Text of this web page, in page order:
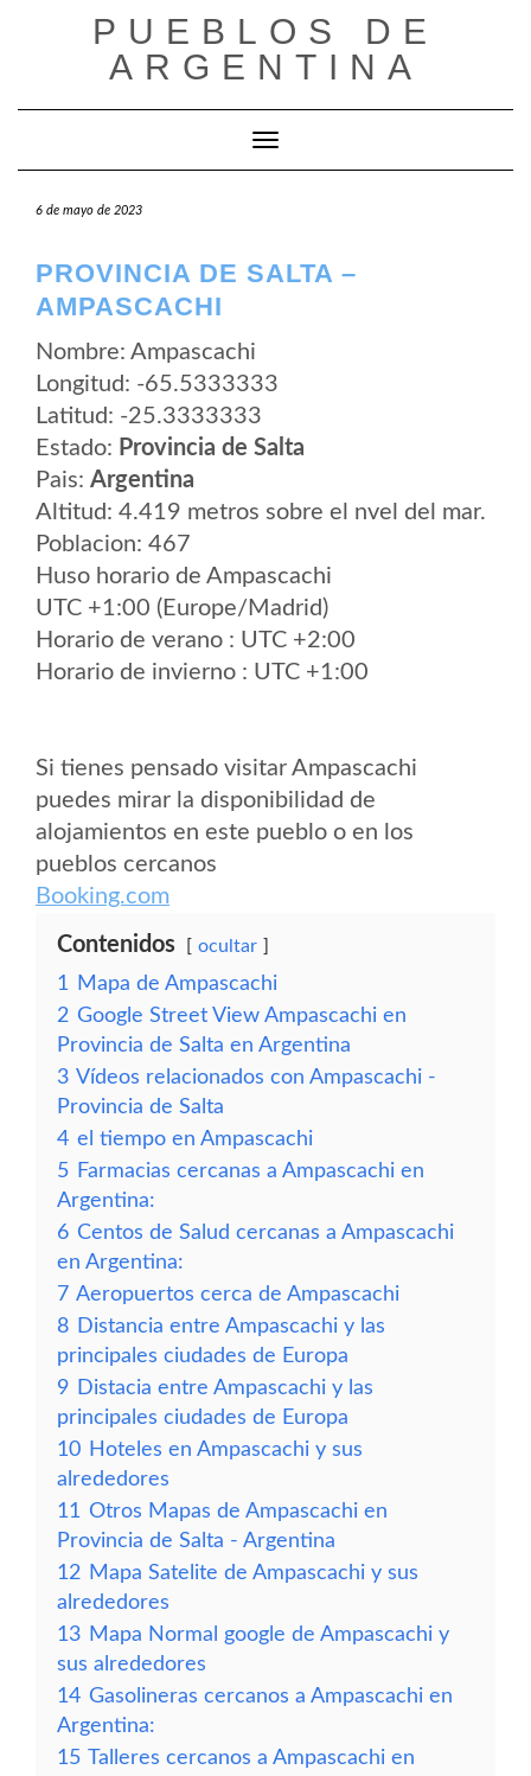
PUEBLOS DE
ARGENTINA
Cambiar modo de navegación
6 de mayo de 2023
PROVINCIA DE SALTA –
AMPASCACHI
Nombre: Ampascachi
Longitud: -65.5333333
Latitud: -25.3333333
Estado: Provincia de Salta
Pais: Argentina
Altitud: 4.419 metros sobre el nvel del mar.
Poblacion: 467
Huso horario de Ampascachi
UTC +1:00 (Europe/Madrid)
Horario de verano : UTC +2:00
Horario de invierno : UTC +1:00
Si tienes pensado visitar Ampascachi
puedes mirar la disponibilidad de
alojamientos en este pueblo o en los
pueblos cercanos
Booking.com
Contenidos ocultar
1
Mapa de Ampascachi
2 Google Street View Ampascachi en
Provincia de Salta en Argentina
3 Vídeos relacionados con Ampascachi -
Provincia de Salta
4 el tiempo en Ampascachi
5 Farmacias cercanas a Ampascachi en
Argentina:
6 Centos de Salud cercanas a Ampascachi
en Argentina:
7 Aeropuertos cerca de Ampascachi
8 Distancia entre Ampascachi y las
principales ciudades de Europa
9 Distacia entre Ampascachi y las
principales ciudades de Europa
10 Hoteles en Ampascachi y sus
alrededores
11 Otros Mapas de Ampascachi en
Provincia de Salta - Argentina
12 Mapa Satelite de Ampascachi y sus
alrededores
13 Mapa Normal google de Ampascachi y
sus alrededores
14 Gasolineras cercanos a Ampascachi en
Argentina:
15 Talleres cercanos a Ampascachi en